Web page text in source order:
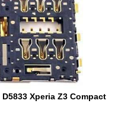
Xperia Z3 Compact